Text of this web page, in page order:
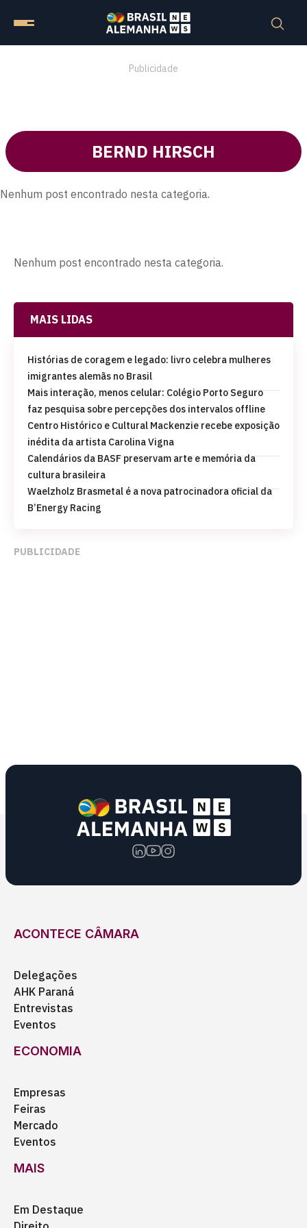
Publicidade
BERND HIRSCH
Nenhum post encontrado nesta categoria.
Nenhum post encontrado nesta categoria.
MAIS LIDAS
Histórias de coragem e legado: livro celebra mulheres
imigrantes alemãs no Brasil
Mais interação, menos celular: Colégio Porto Seguro
faz pesquisa sobre percepções dos intervalos offline
Centro Histórico e Cultural Mackenzie recebe exposição
inédita da artista Carolina Vigna
Calendários da BASF preservam arte e memória da
cultura brasileira
Waelzholz Brasmetal é a nova patrocinadora oficial da
B’Energy Racing
PUBLICIDADE
ACONTECE CÂMARA
Delegações
AHK Paraná
Entrevistas
Eventos
ECONOMIA
Empresas
Feiras
Mercado
Eventos
MAIS
Em Destaque